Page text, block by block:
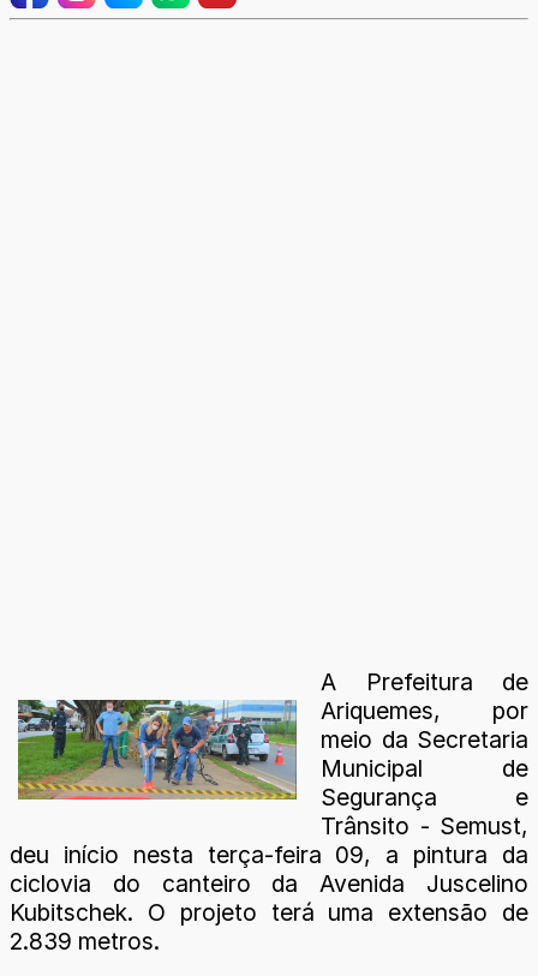
A Prefeitura de
Ariquemes, por
meio da Secretaria
Municipal de
Segurança e
Trânsito - Semust,
deu início nesta terça-feira 09, a pintura da
ciclovia do canteiro da Avenida Juscelino
Kubitschek. O projeto terá uma extensão de
2.839 metros.